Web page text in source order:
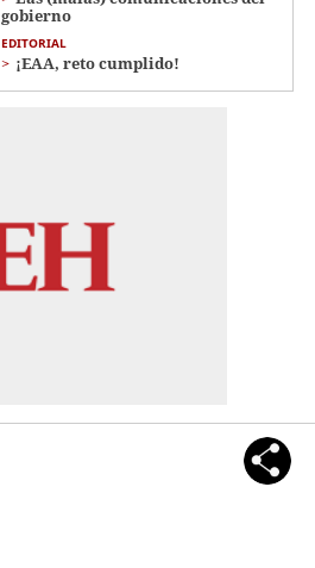
gobierno
EDITORIAL
¡EAA, reto cumplido!